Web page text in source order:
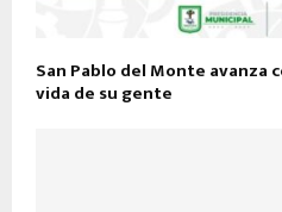
San Pablo del Monte avanza
vida de su gente